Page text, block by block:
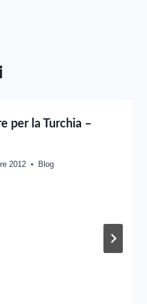
per la Turchia –
2012 Blog